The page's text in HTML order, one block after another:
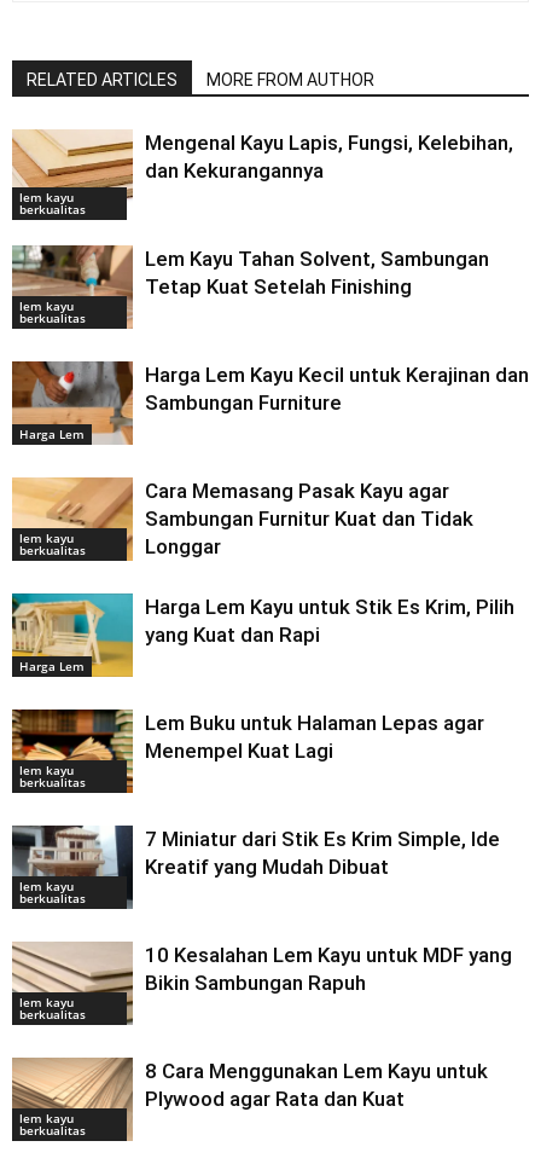
RELATED ARTICLES MORE FROM AUTHOR
lem kayu
berkualitas
Mengenal Kayu Lapis, Fungsi, Kelebihan,
dan Kekurangannya
lem kayu
berkualitas
Lem Kayu Tahan Solvent, Sambungan
Tetap Kuat Setelah Finishing
Harga Lem
Harga Lem Kayu Kecil untuk Kerajinan dan
Sambungan Furniture
lem kayu
berkualitas
Cara Memasang Pasak Kayu agar
Sambungan Furnitur Kuat dan Tidak
Longgar
Harga Lem
Harga Lem Kayu untuk Stik Es Krim, Pilih
yang Kuat dan Rapi
lem kayu
berkualitas
Lem Buku untuk Halaman Lepas agar
Menempel Kuat Lagi
lem kayu
berkualitas
7 Miniatur dari Stik Es Krim Simple, Ide
Kreatif yang Mudah Dibuat
lem kayu
berkualitas
10 Kesalahan Lem Kayu untuk MDF yang
Bikin Sambungan Rapuh
lem kayu
berkualitas
8 Cara Menggunakan Lem Kayu untuk
Plywood agar Rata dan Kuat